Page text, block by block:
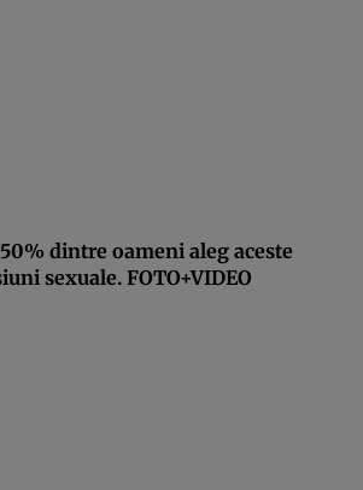
dintre oameni aleg aceste
sexuale. FOTO+VIDEO